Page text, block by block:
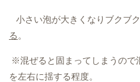
小さい泡が大きくなりブクブ
る 。
※混ぜると固まってしまうので
を左右に揺する程度。